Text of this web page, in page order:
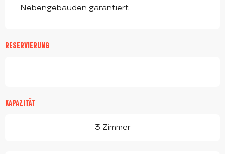
Nebengebäuden garantiert.
RESERVIERUNG
KAPAZITÄT
3 Zimmer